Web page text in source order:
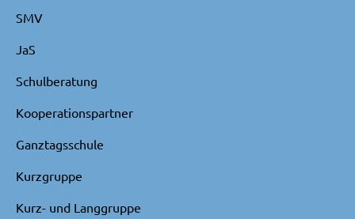
SMV
JaS
Schulberatung
Kooperationspartner
Ganztagsschule
Kurzgruppe
Kurz- und Langgruppe